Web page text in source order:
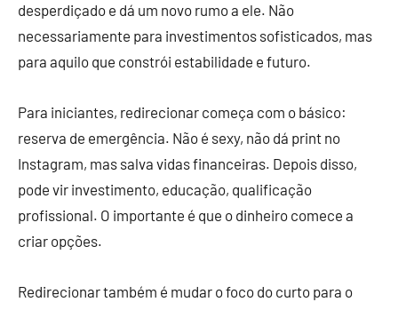
desperdiçado e dá um novo rumo a ele. Não
necessariamente para investimentos sofisticados, mas
para aquilo que constrói estabilidade e futuro.
Para iniciantes, redirecionar começa com o básico:
reserva de emergência. Não é sexy, não dá print no
Instagram, mas salva vidas financeiras. Depois disso,
pode vir investimento, educação, qualificação
profissional. O importante é que o dinheiro comece a
criar opções.
Redirecionar também é mudar o foco do curto para o